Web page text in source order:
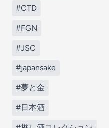
#CTD
#FGN
#JSC
#japansake
#夢と金
#日本酒